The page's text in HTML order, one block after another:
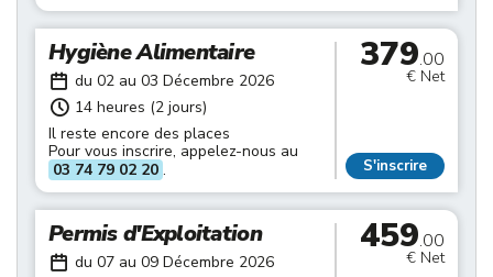
Hygiène Alimentaire
du 02 au 03 Décembre 2026
14 heures (2 jours)
Il reste encore des places
Pour vous inscrire, appelez-nous au
03 74 79 02 20 .
379.00
€ Net
S'inscrire
Permis d'Exploitation
du 07 au 09 Décembre 2026
459.00
€ Net